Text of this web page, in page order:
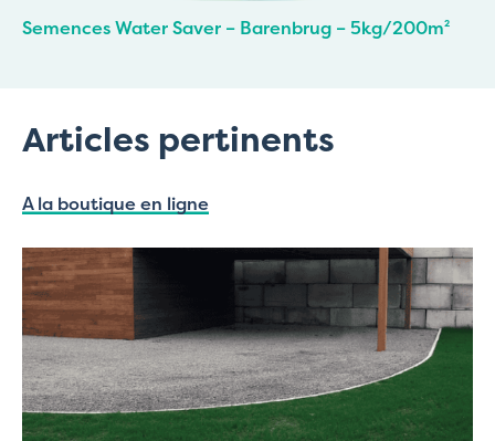
Semences Water Saver – Barenbrug – 5kg/200m²
Articles pertinents
A la boutique en ligne